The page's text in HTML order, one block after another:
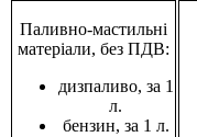
Паливно-мастильні
матеріали, без ПДВ:
дизпаливо, за 1
л.
бензин, за 1 л.